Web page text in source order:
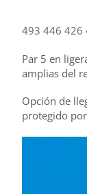
493 446 426
Par 5 en
amplias del
Opción de
protegido